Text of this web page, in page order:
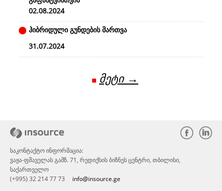
02.08.2024
ჰიბრიდული გუნდების მართვა
31.07.2024
მეტი →
საკონტაქტო ინფორმაცია:
ვაჟა-ფშაველას გამზ. 71, რედიქსის ბიზნეს ცენტრი, თბილისი,
საქართველო
(+995) 32 214 77 73 info@insource.ge